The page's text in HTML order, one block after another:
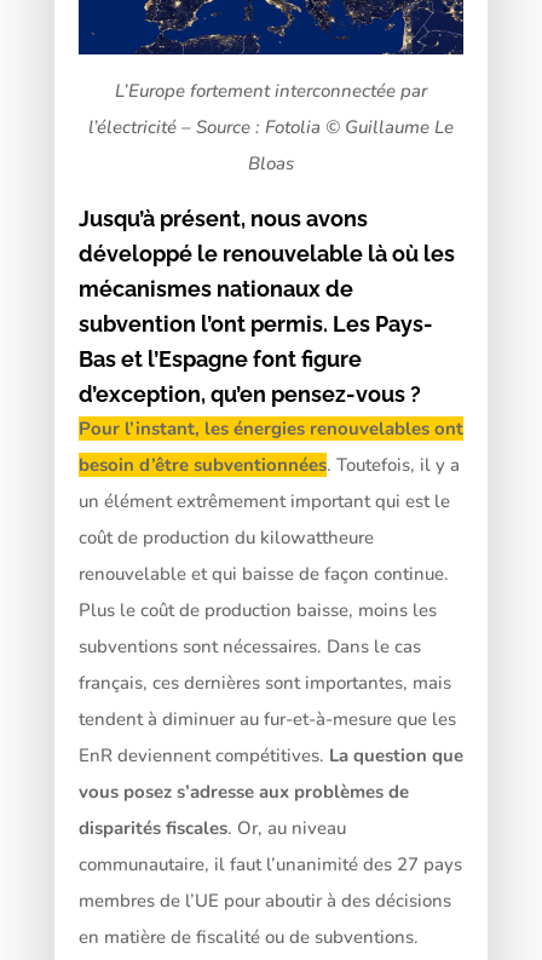
L’Europe fortement interconnectée par
l’électricité – Source : Fotolia © Guillaume Le
Bloas
Jusqu’à présent, nous avons
développé le renouvelablelà où les
mécanismes nationaux de
subvention l’ont permis. Les Pays-
Bas et l’Espagne font figure
d’exception, qu’en pensez-vous ?
Pour l’instant, les énergies renouvelables ont
besoin d’être subventionnées. Toutefois, il y a
un élément extrêmement important qui est le
coût de production du kilowattheure
renouvelable et qui baisse de façon continue.
Plus le coût de production baisse, moins les
subventions sont nécessaires. Dans le cas
français, ces dernières sont importantes, mais
tendent à diminuer au fur-et-à-mesure que les
EnR deviennent compétitives. La question que
vous posez s’adresse aux problèmes de
disparités fiscales. Or, au niveau
communautaire, il faut l’unanimité des 27 pays
membres de l’UE pour aboutir à des décisions
en matière de fiscalité ou de subventions.